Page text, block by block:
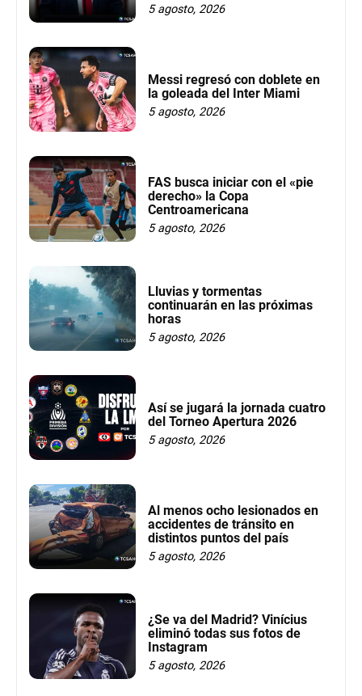
5 agosto, 2026
Messi regresó con doblete en
la goleada del Inter Miami
5 agosto, 2026
FAS busca iniciar con el «pie
derecho» la Copa
Centroamericana
5 agosto, 2026
Lluvias y tormentas
continuarán en las próximas
horas
5 agosto, 2026
Así se jugará la jornada cuatro
del Torneo Apertura 2026
5 agosto, 2026
Al menos ocho lesionados en
accidentes de tránsito en
distintos puntos del país
5 agosto, 2026
¿Se va del Madrid? Vinícius
eliminó todas sus fotos de
Instagram
5 agosto, 2026